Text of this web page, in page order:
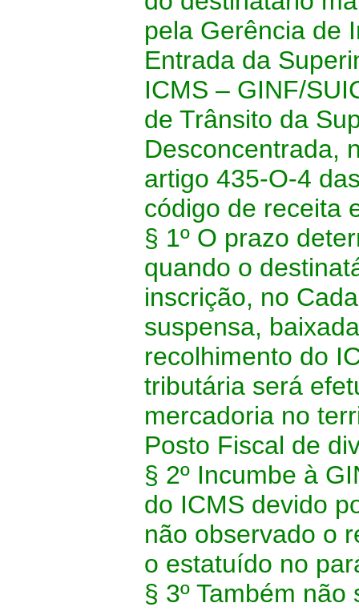
pela Gerência de
Entrada da
ICMS – GINF/
de Trânsito da
Desconcentrada,
artigo 435-O-4
código de receita
§ 1º O prazo
quando o
inscrição, no
suspensa,
recolhimento do
tributária será
mercadoria no
Posto Fiscal de
§ 2º Incumbe à
do ICMS devido
não observado o
o estatuído no
§ 3º Também